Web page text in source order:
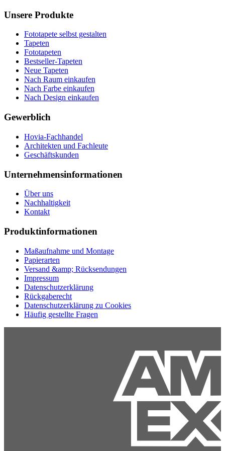
Unsere Produkte
Fototapete selbst gestalten
Tapeten
Fototapeten
Bestseller-Tapeten
Neue Tapeten
Nach Raum einkaufen
Nach Farbe einkaufen
Nach Design einkaufen
Gewerblich
Hovia-Fachhandel
Architekten und Fachleute
Geschäftskunden
Unternehmensinformationen
Über uns
Nachhaltigkeit
Kontakt
Produktinformationen
Maßaufnahme und Montage
Papierarten
Versand &amp; Rücksendungen
Impressum
Datenschutzerklärung
Rückgaberecht
Datenschutzerklärung zu Cookies
Häufig gestellte Fragen